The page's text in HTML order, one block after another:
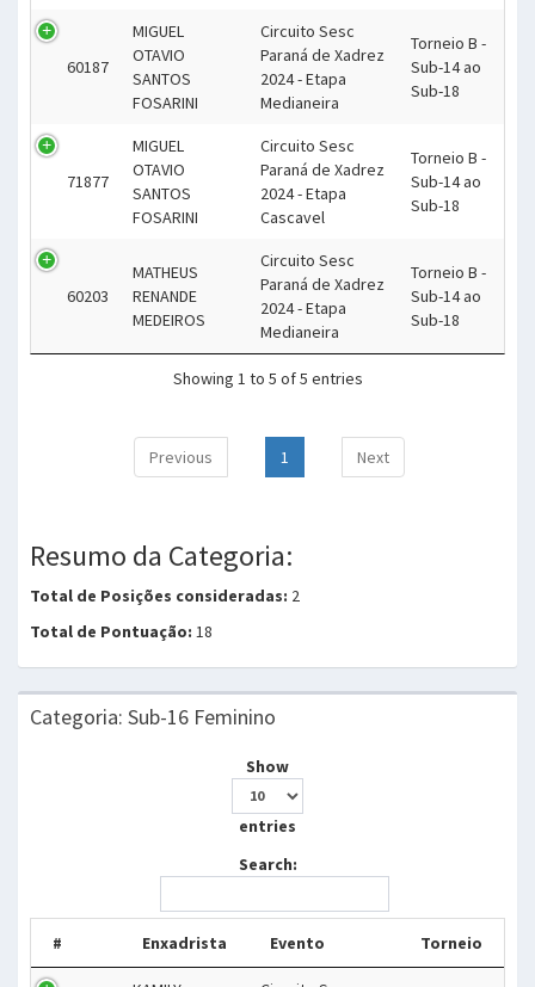
60187
MIGUEL
OTAVIO
SANTOS
FOSARINI
Circuito Sesc
Paraná de Xadrez
2024 - Etapa
Medianeira
Torneio B -
Sub-14 ao
Sub-18
71877
MIGUEL
OTAVIO
SANTOS
FOSARINI
Circuito Sesc
Paraná de Xadrez
2024 - Etapa
Cascavel
Torneio B -
Sub-14 ao
Sub-18
60203
MATHEUS
RENANDE
MEDEIROS
Circuito Sesc
Paraná de Xadrez
2024 - Etapa
Medianeira
Torneio B -
Sub-14 ao
Sub-18
Showing 1 to 5 of 5 entries
Previous 1 Next
Resumo da Categoria:
Total de Posições consideradas: 2
Total de Pontuação: 18
Categoria: Sub-16 Feminino
Show
entries
Search:
# Enxadrista Evento Torneio